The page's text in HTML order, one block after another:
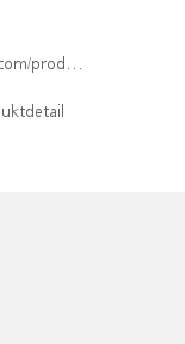
DE000WA4X5B4